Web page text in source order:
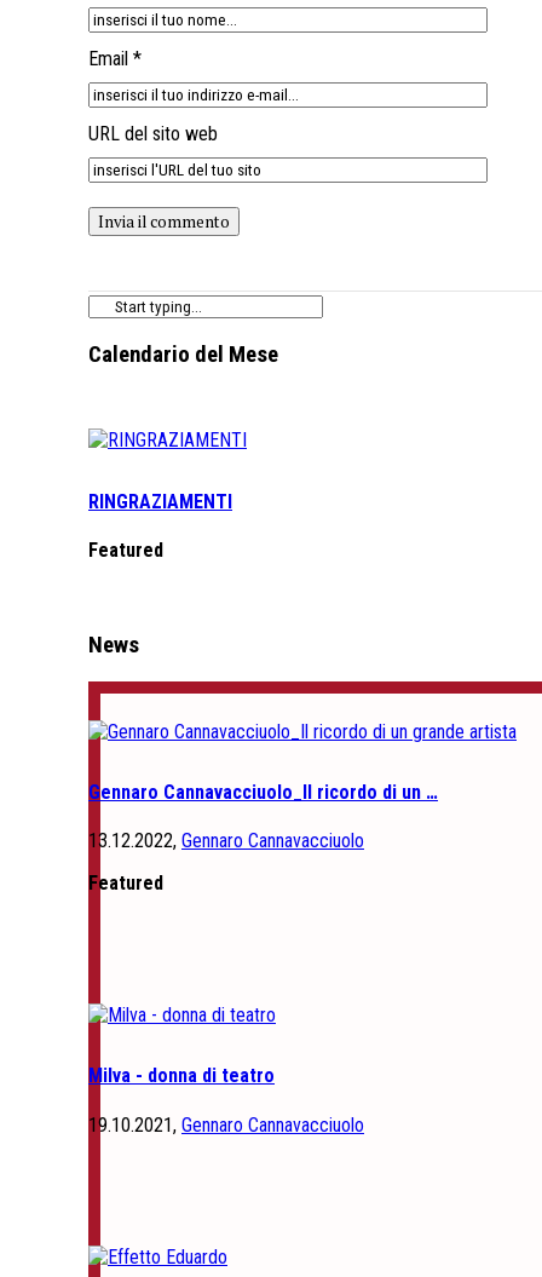
Email *
URL del sito web
Calendario del Mese
RINGRAZIAMENTI
Featured
News
Gennaro Cannavacciuolo_Il ricordo di un …
13.12.2022, Gennaro Cannavacciuolo
Featured
Milva - donna di teatro
19.10.2021, Gennaro Cannavacciuolo